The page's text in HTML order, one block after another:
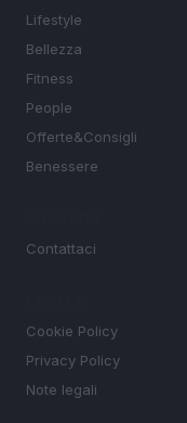
Lifestyle
Bellezza
Fitness
People
Offerte&Consigli
Benessere
Contattaci
Cookie Policy
Privacy Policy
Note legali